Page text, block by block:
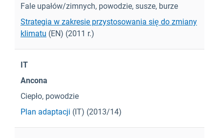
Fale upałów/zimnych, powodzie, susze, burze
Strategia w zakresie przystosowania się do zmiany
klimatu (EN) (2011 r.)
IT
Ancona
Ciepło, powodzie
Plan adaptacji (IT) (2013/14)